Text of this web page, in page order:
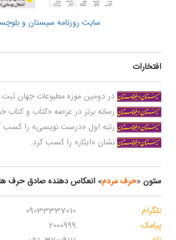
سایت روزنامه سیستان و بلوچستان
در دومین موزه مطبوعات جهان ثبت شد.
رسانه برتر در عرصه «کتاب و کتاب خوانی» شد.
رتبه اول «درست نویسی» را کسب کرد.
نشان «ایثار» را کسب کرد.
حرف مردم»انعکاس دهنده صادق حرف های شماست.
09033337010